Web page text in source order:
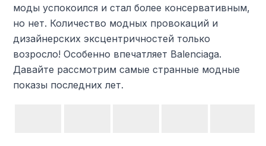
моды успокоился и стал более консервативным,
но нет. Количество модных провокаций и
дизайнерских эксцентричностей только
возросло! Особенно впечатляет Balenciaga.
Давайте рассмотрим самые странные модные
показы последних лет.